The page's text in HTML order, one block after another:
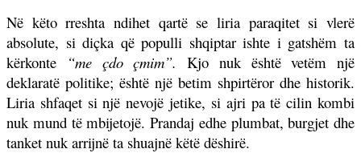
Në këto rreshta ndihet qartë se liria paraqitet si vlerë
absolute, si diçka që populli shqiptar ishte i gatshëm ta
kërkonte
“me çdo çmim”. Kjo nuk është vetëm një
deklaratë politike; është një betim shpirtëror dhe historik.
Liria shfaqet si një nevojë jetike, si ajri pa të cilin kombi
nuk mund të mbijetojë. Prandaj edhe plumbat, burgjet dhe
tanket nuk arrijnë ta shuajnë këtë dëshirë.